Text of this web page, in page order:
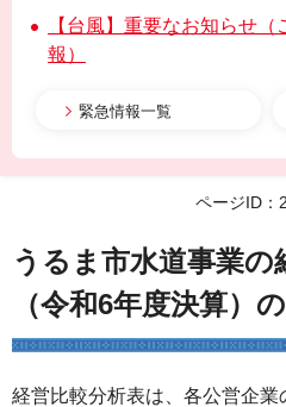
【台風】重要なお知らせ
報）
緊急情報一覧
ページID：
うるま市水道事業の
（令和6年度決算）
経営比較分析表は、各公営企